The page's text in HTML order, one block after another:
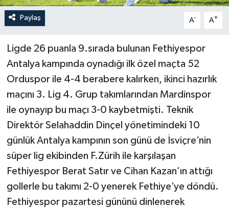
Paylaş A- A+
Ligde 26 puanla 9.sırada bulunan Fethiyespor
Antalya kampında oynadığı ilk özel maçta 52
Orduspor ile 4-4 berabere kalırken, ikinci hazırlık
maçını 3. Lig 4. Grup takımlarından Mardinspor
ile oynayıp bu maçı 3-0 kaybetmişti. Teknik
Direktör Selahaddin Dinçel yönetimindeki 10
günlük Antalya kampının son günü de İsviçre’nin
süper lig ekibinden F.Zürih ile karşılaşan
Fethiyespor Berat Satır ve Cihan Kazan’ın attığı
gollerle bu takımı 2-0 yenerek Fethiye’ye döndü.
Fethiyespor pazartesi gününü dinlenerek